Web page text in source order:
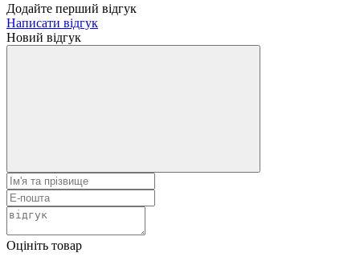
Додайте перший відгук
Написати відгук
Новий відгук
Оцініть товар